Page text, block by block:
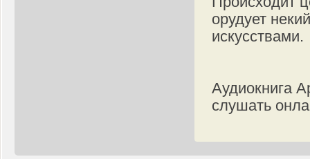
орудует
искусствами.
Аудиокнига
слушать